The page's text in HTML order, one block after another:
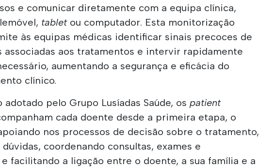
e comunicar diretamente com a equipa clínica,
tabletou computador. Esta monitorização
às equipas médicas identificar sinais precoces de
associadas aos tratamentos e intervir rapidamente
aumentando a segurança e eficácia do
clínico.
adotado pelo Grupo Lusíadas Saúde, ospatient
cada doente desde a primeira etapa, o
nos processos de decisão sobre o tratamento,
coordenando consultas, exames e
facilitando a ligação entre o doente, a sua família e a